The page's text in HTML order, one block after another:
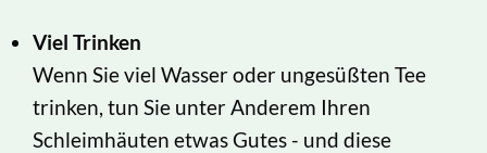
Viel Trinken
Wenn Sie viel Wasser oder ungesüßten Tee
trinken, tun Sie unter Anderem Ihren
Schleimhäuten etwas Gutes - und diese